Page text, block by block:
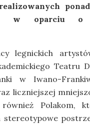
w oparciu o
legnickich
Teatru
w Iwano-
liczniejszej
Polakom,
stereotypowe